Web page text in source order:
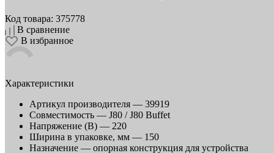
Код товара: 375778
В сравнение
В избранное
Характеристики
Артикул производителя — 39919
Совместимость — J80 / J80 Buffet
Напряжение (В) — 220
Ширина в упаковке, мм — 150
Назначение — опорная конструкция для устройства